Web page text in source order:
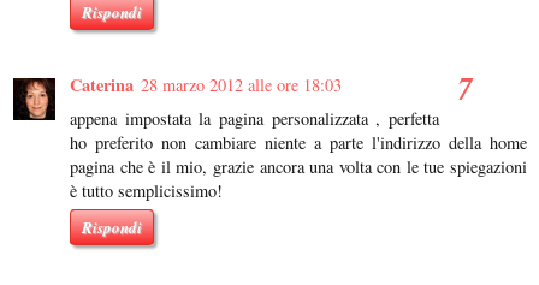
Rispondi
Caterina 28 marzo 2012 alle ore 18:03
appena impostata la pagina personalizzata , perfetta
ho preferito non cambiare niente a parte l'indirizzo della home
pagina che è il mio, grazie ancora una volta con le tue spiegazioni
è tutto semplicissimo!
Rispondi